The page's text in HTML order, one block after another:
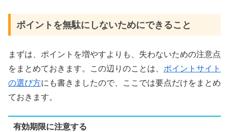
ポイントを無駄にしないためにできること
まずは、ポイントを増やすよりも、失わないための注意点
をまとめておきます。この辺りのことは、 ポイントサイト
の選び方にも書きましたので、ここでは要点だけをまとめ
ておきます。
有効期限に注意する